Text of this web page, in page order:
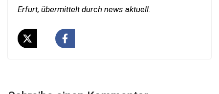
Erfurt, übermittelt durch news aktuell.